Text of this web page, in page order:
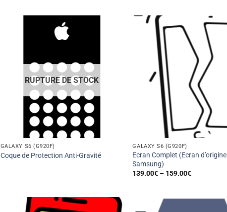
69.00€.
RUPTURE DE STOCK
GALAXY S6 (G920F)
Coque de Protection Anti-Gravité
GALAXY S6 (G920F)
Ecran Complet (Ecran d’origine
Samsung)
139.00€ – 159.00€